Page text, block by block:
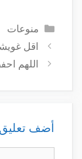
التصنيفات
منوعات
اقل
اللهم
أضف تعليق